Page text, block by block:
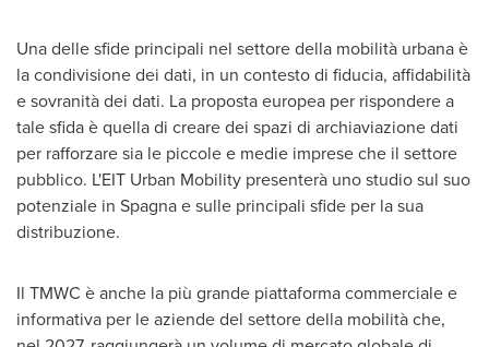
Una delle sfide principali nel settore della mobilità urbana è
la condivisione dei dati, in un contesto di fiducia, affidabilità
e sovranità dei dati. La proposta europea per rispondere a
tale sfida è quella di creare dei spazi di archiaviazione dati
per rafforzare sia le piccole e medie imprese che il settore
pubblico. L'EIT Urban Mobility presenterà uno studio sul suo
potenziale in Spagna e sulle principali sfide per la sua
distribuzione.
Il TMWC è anche la più grande piattaforma commerciale e
informativa per le aziende del settore della mobilità che,